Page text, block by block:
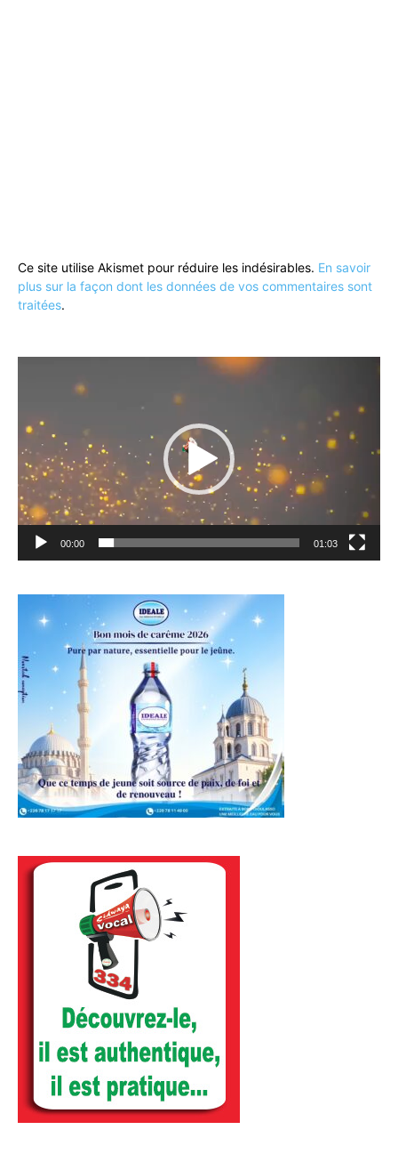
Ce site utilise Akismet pour réduire les indésirables. En savoir
plus sur la façon dont les données de vos commentaires sont
traitées.
00:00 01:03